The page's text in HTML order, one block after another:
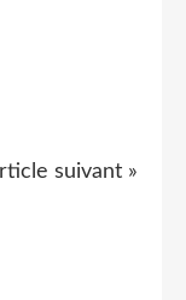
suivant »